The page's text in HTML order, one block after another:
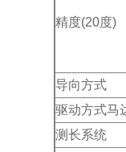
精度(20度)
导向方式
驱动方式马
测长系统